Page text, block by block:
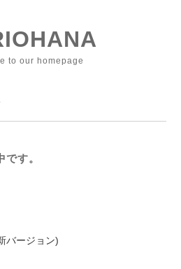
to our homepage
す。
バージョン)